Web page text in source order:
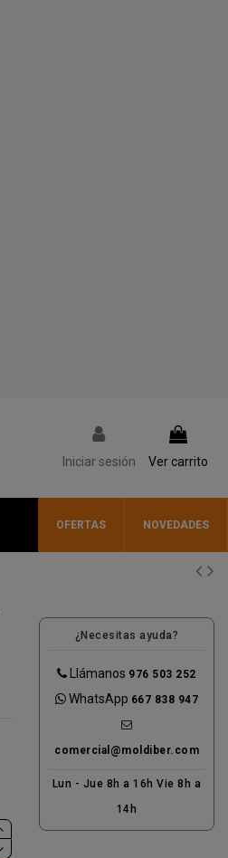
Iniciar sesión Ver carrito
OFERTAS NOVEDADES
¿Necesitas ayuda?
Llámanos 976 503 252
WhatsApp 667 838 947
comercial@moldiber.com
Lun - Jue 8h a 16h Vie 8h a
14h